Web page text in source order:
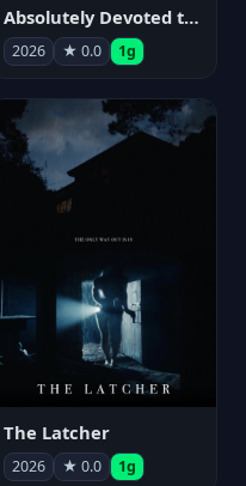
Absolutely Devoted to You
2026 ★ 0.0 1g
The Latcher
2026 ★ 0.0 1g